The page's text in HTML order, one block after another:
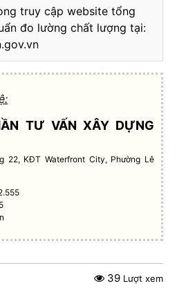
truy cập website tổng
đo lường chất lượng tại:
TƯ VẤN XÂY DỰNG
22, KĐT Waterfront City, Phường Lê
39 Lượt xem